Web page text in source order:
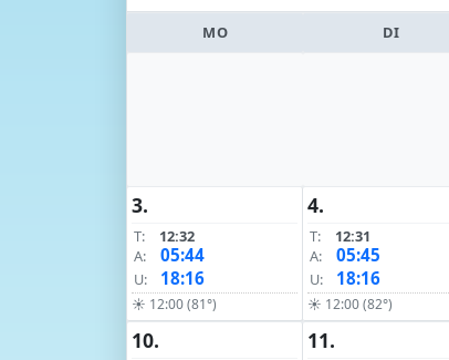
MO DI
3.
T:
12:32
A:
05:44
U: 18:16
☀ 12:00 (81°)
4.
T:
12:31
A:
05:45
U: 18:16
☀ 12:00 (82°)
10. 11.